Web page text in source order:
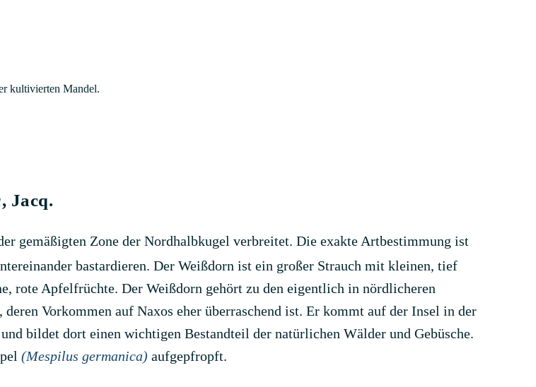
kultivierten Mandel.
, Jacq.
gemäßigten Zone der Nordhalbkugel verbreitet. Die exakte Artbestimmung ist
bastardieren. Der Weißdorn ist ein großer Strauch mit kleinen, tief
rote Apfelfrüchte. Der Weißdorn gehört zu den eigentlich in nördlicheren
Vorkommen auf Naxos eher überraschend ist. Er kommt auf der Insel in der
bildet dort einen wichtigen Bestandteil der natürlichen Wälder und Gebüsche.
(Mespilus germanica) aufgepfropft.